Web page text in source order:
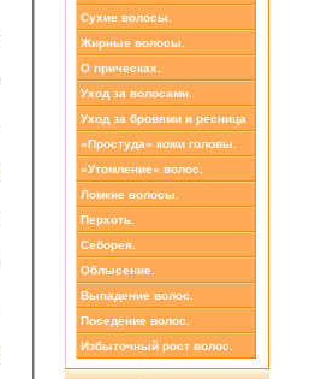
Сухие волосы.
Жирные волосы.
О прическах.
Уход за волосами.
Уход за бровями и ресница
«Простуда» кожи головы.
«Утомление» волос.
Ломкие волосы.
Перхоть.
Себорея.
Облысение.
Выпадение волос.
Поседение волос.
Избыточный рост волос.